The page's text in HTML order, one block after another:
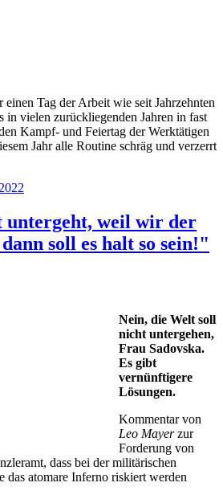
einen Tag der Arbeit wie seit Jahrzehnten
in vielen zurückliegenden Jahren in fast
Kampf- und Feiertag der Werktätigen
Jahr alle Routine schräg und verzerrt
untergeht, weil wir der
soll es halt so sein!"
Nein, die Welt soll
nicht untergehen,
Frau Sadovska.
Es gibt
vernünftigere
Lösungen.
Kommentar von
Leo Mayerzur
Forderung von
dass bei der militärischen
das atomare Inferno riskiert werden